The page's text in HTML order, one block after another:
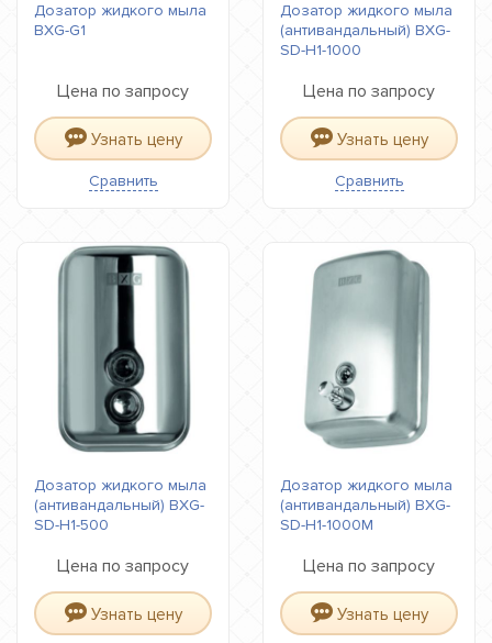
Дозатор жидкого мыла
BXG-G1
Цена по запросу
Узнать цену
Сравнить
Дозатор жидкого мыла
(антивандальный) BXG-
SD-H1-1000
Цена по запросу
Узнать цену
Сравнить
Дозатор жидкого мыла
(антивандальный) BXG-
SD-H1-500
Цена по запросу
Узнать цену
Дозатор жидкого мыла
(антивандальный) BXG-
SD-H1-1000М
Цена по запросу
Узнать цену